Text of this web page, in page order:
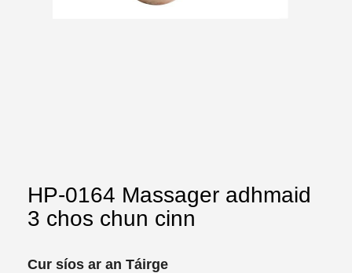
HP-0164 Massager adhmaid
3 chos chun cinn
Cur síos ar an Táirge